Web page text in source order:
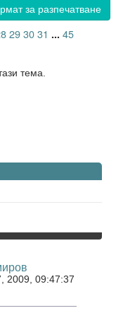
за разпечатване
293031 ... 45
тема.
2009, 09:47:37